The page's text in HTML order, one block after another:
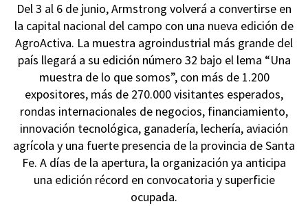
Del 3 al 6 de junio, Armstrong volverá a convertirse en
la capital nacional del campo con una nueva edición de
AgroActiva. La muestra agroindustrial más grande del
país llegará a su edición número 32 bajo el lema “Una
muestra de lo que somos”, con más de 1.200
expositores, más de 270.000 visitantes esperados,
rondas internacionales de negocios, financiamiento,
innovación tecnológica, ganadería, lechería, aviación
agrícola y una fuerte presencia de la provincia de Santa
Fe. A días de la apertura, la organización ya anticipa
una edición récord en convocatoria y superficie
ocupada.